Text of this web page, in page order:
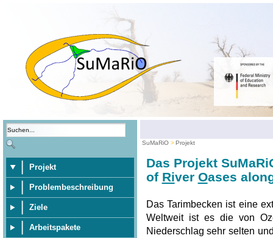
Projekt
Problembeschreibung
Ziele
Arbeitspakete
SuMaRiO Projekt
Das Projekt
of River Oases
Das Tarimbecken ist eine
Weltweit ist es die von
Niederschlag sehr selten